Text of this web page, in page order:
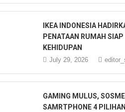
IKEA INDONESIA
PENATAAN RUMAH
KEHIDUPAN
July 29, 2026
GAMING MULUS,
SAMRTPHONE 4